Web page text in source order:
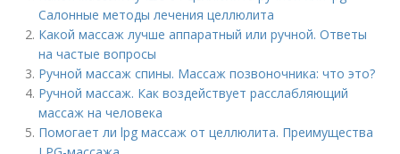
Салонные методы лечения целлюлита
Какой массаж лучше аппаратный или ручной. Ответы
на частые вопросы
Ручной массаж спины. Массаж позвоночника: что это?
Ручной массаж. Как воздействует расслабляющий
массаж на человека
Помогает ли lpg массаж от целлюлита. Преимущества